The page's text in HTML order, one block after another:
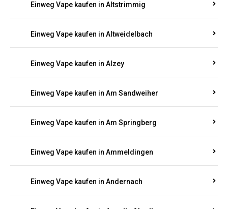
Einweg Vape kaufen in Altstrimmig
Einweg Vape kaufen in Altweidelbach
Einweg Vape kaufen in Alzey
Einweg Vape kaufen in Am Sandweiher
Einweg Vape kaufen in Am Springberg
Einweg Vape kaufen in Ammeldingen
Einweg Vape kaufen in Andernach